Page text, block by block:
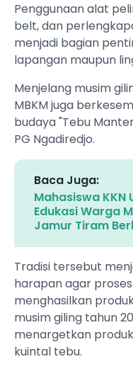
Penggunaan alat
belt, dan
menjadi bagian
lapangan maupun
Menjelang musim
MBKM juga
budaya "Tebu
PG Ngadiredjo.
Baca Juga:
Mahasiswa
Edukasi Warga
Jamur Tiram
Tradisi tersebut
harapan agar
menghasilkan
musim giling tahun
menargetkan
kuintal tebu.